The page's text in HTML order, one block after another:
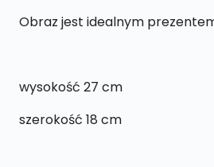
Obraz jest idealnym
wysokość 27 cm
szerokość 18 cm